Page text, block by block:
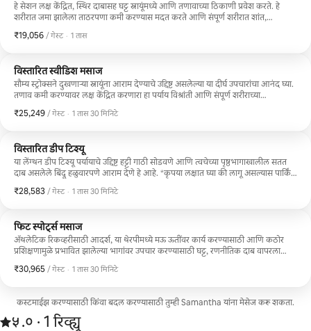
हे सेशन लक्ष केंद्रित, स्थिर दाबासह घट्ट स्नायूंमध्ये आणि तणावाच्या ठिकाणी प्रवेश करते. हे
शरीरात जमा झालेला ताठरपणा कमी करण्यास मदत करते आणि संपूर्ण शरीरात शांत,
कोणताही खर्च ग्राहकाने करावा*
₹19,056 / गेस्ट
₹19,056 प्रति गेस्ट
, · 1 तास
विस्तारित स्वीडिश मसाज
सौम्य स्ट्रोक्सने दुखणाऱ्या स्नायूंना आराम देण्याचे उद्दिष्ट असलेल्या या दीर्घ उपचारांचा आनंद घ्या.
तणाव कमी करण्यावर लक्ष केंद्रित करणारा हा पर्याय विश्रांती आणि संपूर्ण शरीराच्या
असल्यास पार्किंग किंवा व्हॅलेचा कोणताही खर्च ग्राहकाने करावा*
₹25,249 / गेस्ट
₹25,249 प्रति गेस्ट
, · 1 तास 30 मिनिटे
विस्तारित डीप टिश्यू
या लेंग्थन डीप टिश्यू पर्यायाचे उद्दिष्ट हट्टी गाठी सोडवणे आणि त्वचेच्या पृष्ठभागाखालील सतत
दाब असलेले बिंदू हळुवारपणे आराम देणे हे आहे. *कृपया लक्षात घ्या की लागू असल्यास पार्किंग
₹28,583 / गेस्ट
₹28,583 प्रति गेस्ट
, · 1 तास 30 मिनिटे
फिट स्पोर्ट्स मसाज
ॲथलेटिक रिकव्हरीसाठी आदर्श, या थेरपीमध्ये मऊ ऊतींवर कार्य करण्यासाठी आणि कठोर
प्रशिक्षणामुळे प्रभावित झालेल्या भागांवर उपचार करण्यासाठी घट्ट, रणनीतिक दाब वापरला
करण्यावर लक्ष केंद्रित करते. *कृपया लक्षात घ्या की लागू असल्यास पार्किंग किंवा व्हॅलेचा
₹30,965 / गेस्ट
₹30,965 प्रति गेस्ट
, · 1 तास 30 मिनिटे
कस्टमाईझ करण्यासाठी किंवा बदल करण्यासाठी तुम्ही Samantha यांना मेसेज करू शकता.
1 रिव्ह्यूमधून 5 पैकी ५.० स्टार रेटिंग आहे
५.० · 1 रिव्ह्यू